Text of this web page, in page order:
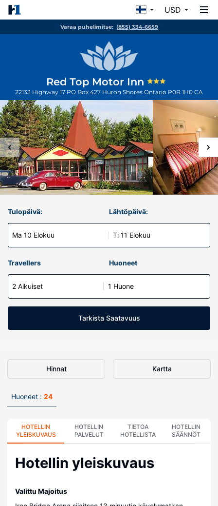
USD
Varaa puhelimitse: (855) 334-6659
Red Top Motor Inn
22133 Highway 17 PO Box 427 Huron Shores Ontario P0R 1H0 CA
Tulopäivä:
Ma 10 Elokuu
Lähtöpäivä:
Ti 11 Elokuu
Travellers Huoneet
2 Aikuiset 1 Huone
Tarkista Saatavuus
Hinnat Kartta
Huoneet : 24
HOTELLIN
YLEISKUVAUS
HOTELLIN
PALVELUT
TIETOA
HOTELLISTA
HOTELLIN
SÄÄNNÖT
Hotellin yleiskuvaus
Valittu Majoitus